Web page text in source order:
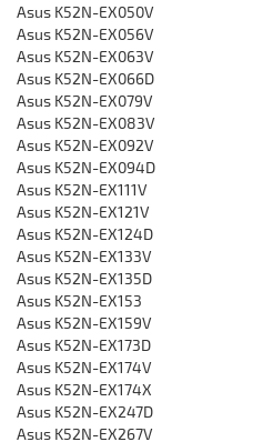
Asus K52N-EX050V
Asus K52N-EX056V
Asus K52N-EX063V
Asus K52N-EX066D
Asus K52N-EX079V
Asus K52N-EX083V
Asus K52N-EX092V
Asus K52N-EX094D
Asus K52N-EX111V
Asus K52N-EX121V
Asus K52N-EX124D
Asus K52N-EX133V
Asus K52N-EX135D
Asus K52N-EX153
Asus K52N-EX159V
Asus K52N-EX173D
Asus K52N-EX174V
Asus K52N-EX174X
Asus K52N-EX247D
Asus K52N-EX267V